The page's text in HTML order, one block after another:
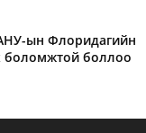
ын Флоридагийн
боломжтой боллоо